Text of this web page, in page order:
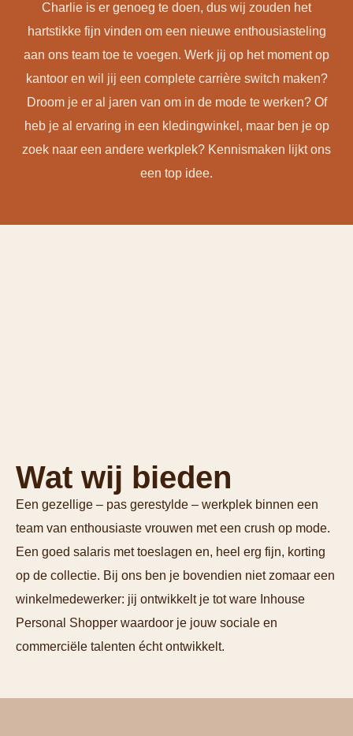
Charlie is er genoeg te doen, dus wij zouden het
hartstikke fijn vinden om een nieuwe enthousiasteling
aan ons team toe te voegen. Werk jij op het moment op
kantoor en wil jij een complete carrière switch maken?
Droom je er al jaren van om in de mode te werken? Of
heb je al ervaring in een kledingwinkel, maar ben je op
zoek naar een andere werkplek? Kennismaken lijkt ons
een top idee.
Wat wij bieden
Een gezellige – pas gerestylde – werkplek binnen een
team van enthousiaste vrouwen met een crush op mode.
Een goed salaris met toeslagen en, heel erg fijn, korting
op de collectie. Bij ons ben je bovendien niet zomaar een
winkelmedewerker: jij ontwikkelt je tot ware Inhouse
Personal Shopper waardoor je jouw sociale en
commerciële talenten écht ontwikkelt.